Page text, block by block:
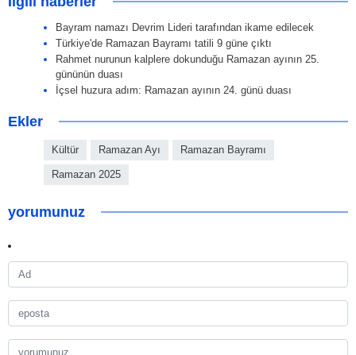
Bayram namazı Devrim Lideri tarafından ikame edilecek
Türkiye'de Ramazan Bayramı tatili 9 güne çıktı
Rahmet nurunun kalplere dokunduğu Ramazan ayının 25.
gününün duası
İçsel huzura adım: Ramazan ayının 24. günü duası
Ekler
Kültür Ramazan Ayı Ramazan Bayramı
Ramazan 2025
yorumunuz